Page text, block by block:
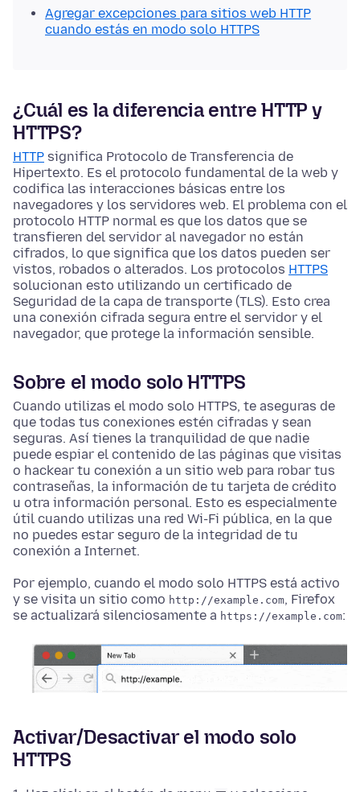
Agregar excepciones para sitios web HTTP
cuando estás en modo solo HTTPS
¿Cuál es la diferencia entre HTTP y
HTTPS?
HTTP significa Protocolo de Transferencia de
Hipertexto. Es el protocolo fundamental de la web y
codifica las interacciones básicas entre los
navegadores y los servidores web. El problema con el
protocolo HTTP normal es que los datos que se
transfieren del servidor al navegador no están
cifrados, lo que significa que los datos pueden ser
vistos, robados o alterados. Los protocolos HTTPS
solucionan esto utilizando un certificado de
Seguridad de la capa de transporte (TLS). Esto crea
una conexión cifrada segura entre el servidor y el
navegador, que protege la información sensible.
Sobre el modo solo HTTPS
Cuando utilizas el modo solo HTTPS, te aseguras de
que todas tus conexiones estén cifradas y sean
seguras. Así tienes la tranquilidad de que nadie
puede espiar el contenido de las páginas que visitas
o hackear tu conexión a un sitio web para robar tus
contraseñas, la información de tu tarjeta de crédito
u otra información personal. Esto es especialmente
útil cuando utilizas una red Wi-Fi pública, en la que
no puedes estar seguro de la integridad de tu
conexión a Internet.
Por ejemplo, cuando el modo solo HTTPS está activo
y se visita un sitio como http://example.com, Firefox
se actualizará silenciosamente a https://example.com:
Activar/Desactivar el modo solo
HTTPS